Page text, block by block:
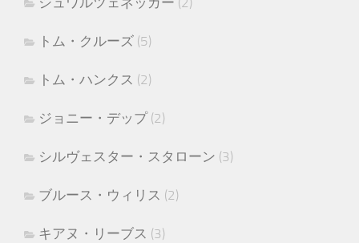
トム・クルーズ (5)
トム・ハンクス (2)
ジョニー・デップ(2)
シルヴェスター・スタローン (3)
ブルース・ウィリス (2)
キアヌ・リーブス (3)